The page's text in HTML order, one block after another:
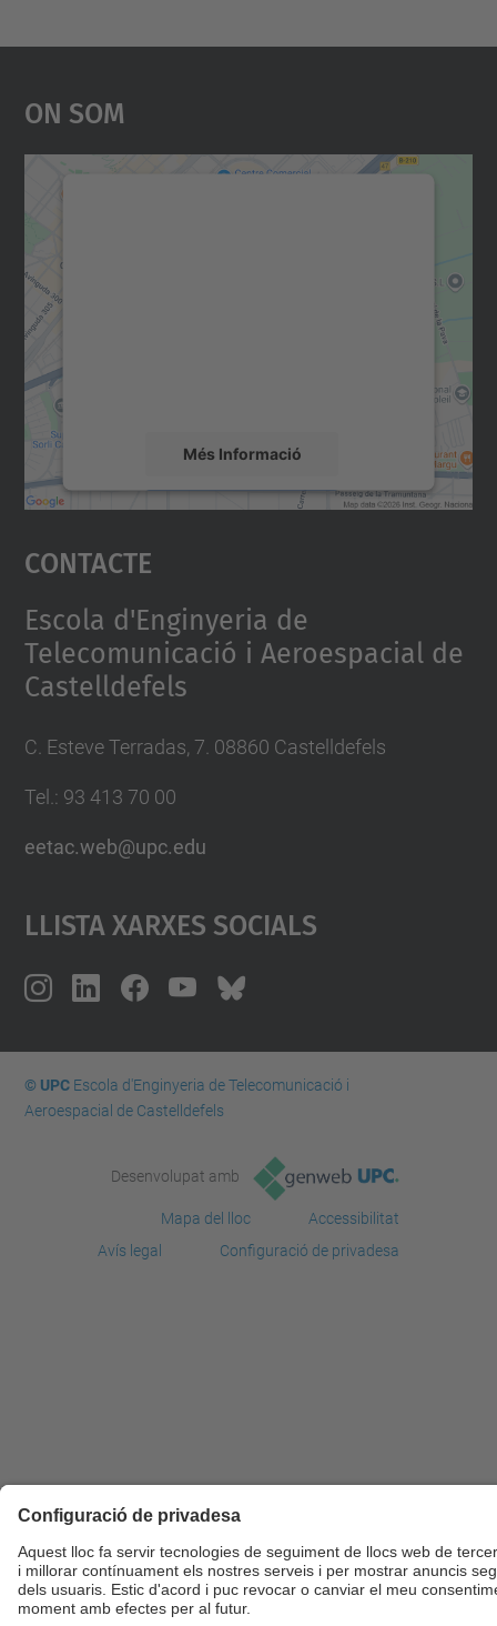
On Som
Més Informació
Accepta
powered by
Contacte
Escola d'Enginyeria de
Telecomunicació i Aeroespacial de
Castelldefels
C. Esteve Terradas, 7. 08860 Castelldefels
Tel.: 93 413 70 00
eetac.web@upc.edu
Llista Xarxes Socials
© UPCEscola d'Enginyeria de Telecomunicació i
Aeroespacial de Castelldefels
Desenvolupat amb
Mapa del lloc
Accessibilitat
Avís legal
Configuració de privadesa